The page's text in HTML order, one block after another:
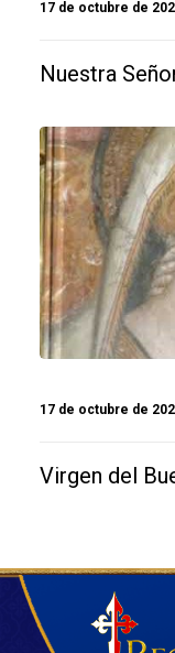
17 de octubre de
Nuestra
17 de octubre de
Virgen del